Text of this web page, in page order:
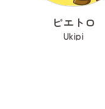
ピエトロ
Ukipi